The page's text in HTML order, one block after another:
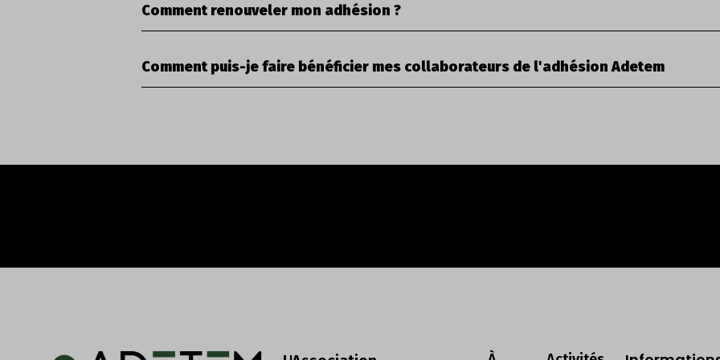
Comment renouveler mon adhésion ?
Comment puis-je faire bénéficier mes collaborateurs de l'adhésion Adetem